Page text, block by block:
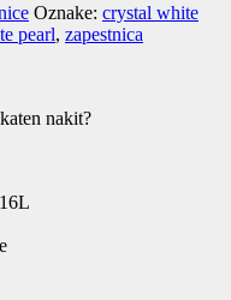
Oznake: crystal white
pearl, zapestnica
nakit?